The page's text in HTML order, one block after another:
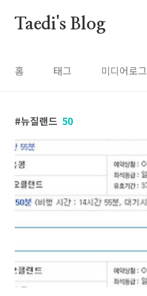
Taedi's Blog
홈 태그 미디어로그
뉴질랜드 50